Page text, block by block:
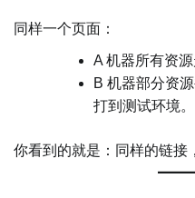
同样一个页面：
A 机器所有资源
B 机器部分资
打到测试环境。
你看到的就是：同样的链接